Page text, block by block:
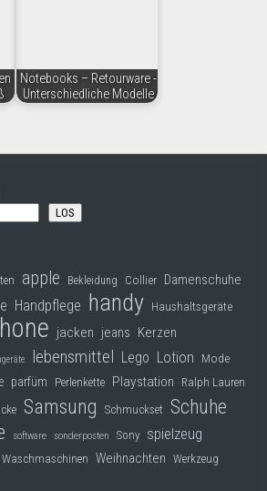
Notebooks – Retourware -
Unterschiedliche Modelle
LOS
apple Bekleidung Collier Damenschuhe
Handpflege handy Haushaltsgeräte
jacken jeans Kerzen
lebensmittel Lego Lotion Mode
parfüm Perlenkette Playstation Ralph Lauren
Samsung Schmuckset Schuhe
software sonderposten Sony spielzeug
Waschmaschinen Weihnachten Werkzeug